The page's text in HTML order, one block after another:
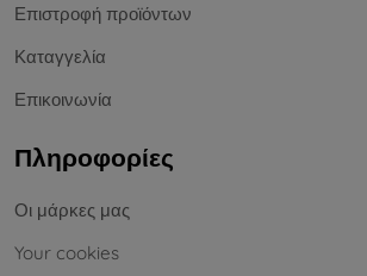
Επιστροφή προϊόντων
Καταγγελία
Επικοινωνία
Πληροφορίες
Οι μάρκες μας
Your cookies